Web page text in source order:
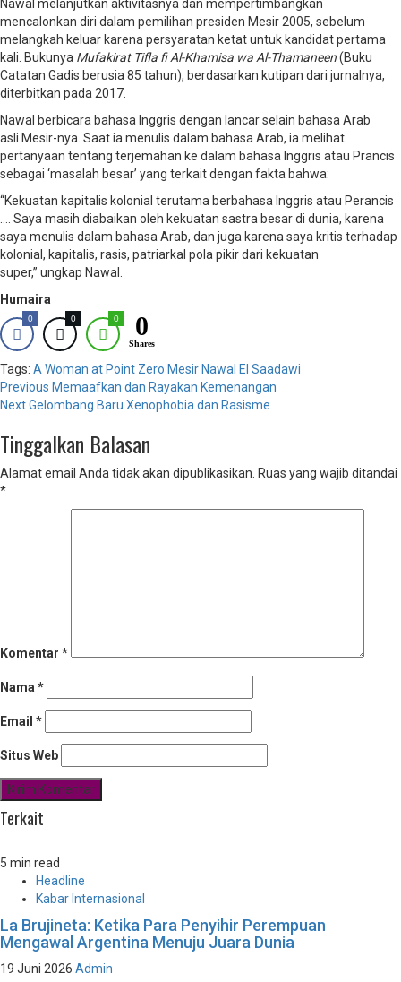
Nawal melanjutkan aktivitasnya dan mempertimbangkan
mencalonkan diri dalam pemilihan presiden Mesir 2005, sebelum
melangkah keluar karena persyaratan ketat untuk kandidat pertama
kali. Bukunya Mufakirat Tifla fi Al-Khamisa wa Al-Thamaneen(Buku
Catatan Gadis berusia 85 tahun), berdasarkan kutipan dari jurnalnya,
diterbitkan pada 2017.
Nawal berbicara bahasa Inggris dengan lancar selain bahasa Arab
asli Mesir-nya. Saat ia menulis dalam bahasa Arab, ia melihat
pertanyaan tentang terjemahan ke dalam bahasa Inggris atau Prancis
sebagai ‘masalah besar’ yang terkait dengan fakta bahwa:
“Kekuatan kapitalis kolonial terutama berbahasa Inggris atau Perancis
…. Saya masih diabaikan oleh kekuatan sastra besar di dunia, karena
saya menulis dalam bahasa Arab, dan juga karena saya kritis terhadap
kolonial, kapitalis, rasis, patriarkal pola pikir dari kekuatan
super,” ungkap Nawal.
Humaira
0 0 0 0
Shares
Tags: A Woman at Point Zero Mesir Nawal El Saadawi
Post
navigation
Previous Memaafkan dan Rayakan Kemenangan
NextGelombang Baru Xenophobia dan Rasisme
Tinggalkan Balasan
Alamat email Anda tidak akan dipublikasikan. Ruas yang wajib ditandai
*
Komentar *
Nama*
Email *
Situs Web
Terkait
5 min read
Headline
Kabar Internasional
La Brujineta: Ketika Para Penyihir Perempuan
Mengawal Argentina Menuju Juara Dunia
19 Juni 2026 Admin